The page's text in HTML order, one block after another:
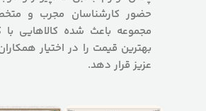
حضور کارشناسان مجرب و
مجموعه باعث شده کالاهایی با
بهترین قیمت را در اختیار
عزیز قرار دهد.